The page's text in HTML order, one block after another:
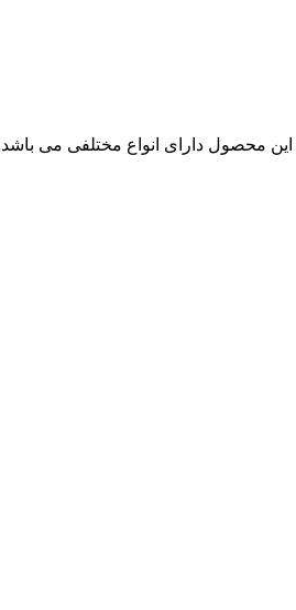
این محصول دارای انواع مختلفی می